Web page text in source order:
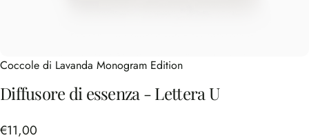
Coccole di Lavanda Monogram Edition
Diffusore di essenza-LetteraU
€11,00